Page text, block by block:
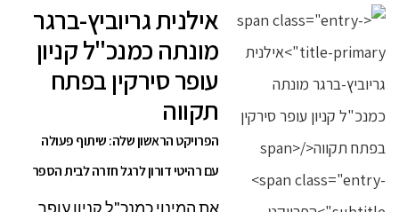
אילנית גריוביץ-ברגר
מונתה כמנכ"ל קניון
עופר סירקין בפתח
תקווה
הפרויקט הראשון שלה: שיתוף פעולה
עם רהיטי דורון לרגל חזרה לבית הספר
את המינוי כמנכ"ל קניון עופר